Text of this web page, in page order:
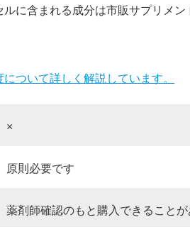
に含まれる成分は市販サプリメ
ついて詳しく解説しています。
×
原則必要です
薬剤師確認のもと購入できること